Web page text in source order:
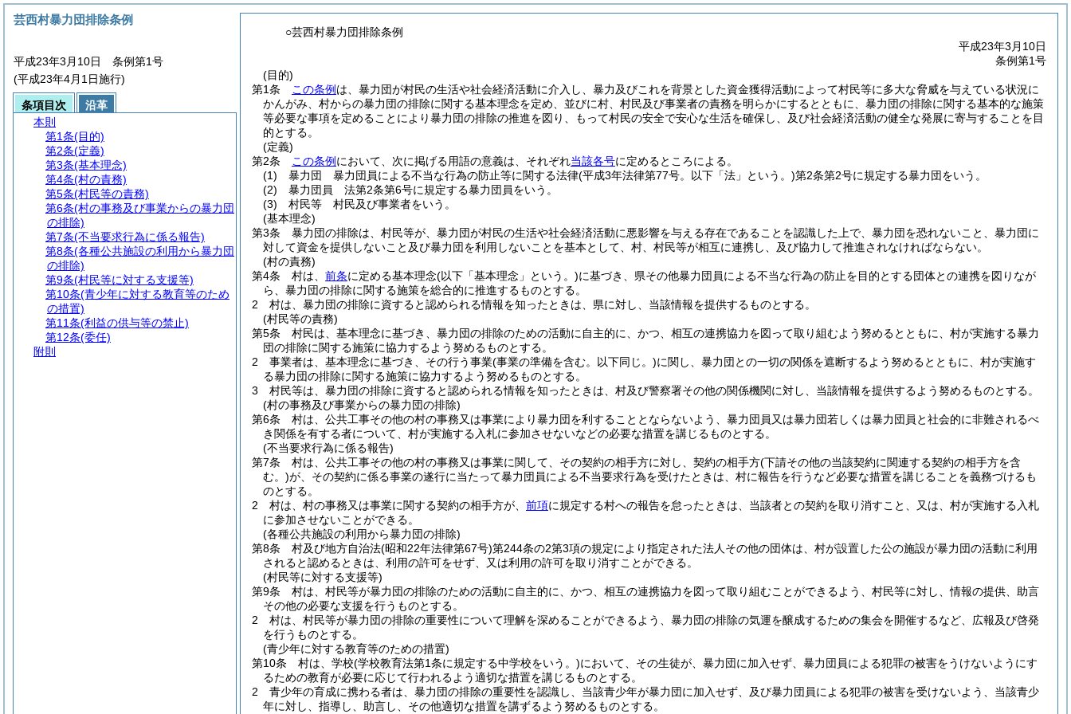
○芸西村暴力団排除条例
平成23年3月10日
条例第1号
(目的)
第1条
この条例 は、暴力団が村民の生活や社会経済活動に介入し、暴力及びこれを背景とした資金獲得活動によって村民等に多大な脅威を与えている状況に
かんがみ、村からの暴力団の排除に関する基本理念を定め、並びに村、村民及び事業者の責務を明らかにするとともに、暴力団の排除に関する基本的な施策
等必要な事項を定めることにより暴力団の排除の推進を図り、もって村民の安全で安心な生活を確保し、及び社会経済活動の健全な発展に寄与することを目
的とする。
(定義)
第2条
この条例 において、次に掲げる用語の意義は、それぞれ当該各号に定めるところによる。
(1)
暴力団 暴力団員による不当な行為の防止等に関する法律(平成3年法律第77号。以下「法」という。)第2条第2号に規定する暴力団をいう。
(2)
暴力団員 法第2条第6号に規定する暴力団員をいう。
(3)
村民等 村民及び事業者をいう。
(基本理念)
第3条
暴力団の排除は、村民等が、暴力団が村民の生活や社会経済活動に悪影響を与える存在であることを認識した上で、暴力団を恐れないこと、暴力団に
対して資金を提供しないこと及び暴力団を利用しないことを基本として、村、村民等が相互に連携し、及び協力して推進されなければならない。
(村の責務)
第4条
村は、 前条に定める基本理念(以下「基本理念」という。)に基づき、県その他暴力団員による不当な行為の防止を目的とする団体との連携を図りなが
ら、暴力団の排除に関する施策を総合的に推進するものとする。
2
村は、暴力団の排除に資すると認められる情報を知ったときは、県に対し、当該情報を提供するものとする。
(村民等の責務)
第5条
村民は、基本理念に基づき、暴力団の排除のための活動に自主的に、かつ、相互の連携協力を図って取り組むよう努めるとともに、村が実施する暴力
団の排除に関する施策に協力するよう努めるものとする。
2
事業者は、基本理念に基づき、その行う事業(事業の準備を含む。以下同じ。)に関し、暴力団との一切の関係を遮断するよう努めるとともに、村が実施す
る暴力団の排除に関する施策に協力するよう努めるものとする。
3
村民等は、暴力団の排除に資すると認められる情報を知ったときは、村及び警察署その他の関係機関に対し、当該情報を提供するよう努めるものとする。
(村の事務及び事業からの暴力団の排除)
第6条
村は、公共工事その他の村の事務又は事業により暴力団を利することとならないよう、暴力団員又は暴力団若しくは暴力団員と社会的に非難されるべ
き関係を有する者について、村が実施する入札に参加させないなどの必要な措置を講じるものとする。
(不当要求行為に係る報告)
第7条
村は、公共工事その他の村の事務又は事業に関して、その契約の相手方に対し、契約の相手方(下請その他の当該契約に関連する契約の相手方を含
む。)が、その契約に係る事業の遂行に当たって暴力団員による不当要求行為を受けたときは、村に報告を行うなど必要な措置を講じることを義務づけるも
のとする。
2
村は、村の事務又は事業に関する契約の相手方が、 前項に規定する村への報告を怠ったときは、当該者との契約を取り消すこと、又は、村が実施する入札
に参加させないことができる。
(各種公共施設の利用から暴力団の排除)
第8条
村及び地方自治法(昭和22年法律第67号)第244条の2第3項の規定により指定された法人その他の団体は、村が設置した公の施設が暴力団の活動に利用
されると認めるときは、利用の許可をせず、又は利用の許可を取り消すことができる。
(村民等に対する支援等)
第9条
村は、村民等が暴力団の排除のための活動に自主的に、かつ、相互の連携協力を図って取り組むことができるよう、村民等に対し、情報の提供、助言
その他の必要な支援を行うものとする。
2
村は、村民等が暴力団の排除の重要性について理解を深めることができるよう、暴力団の排除の気運を醸成するための集会を開催するなど、広報及び啓発
を行うものとする。
(青少年に対する教育等のための措置)
第10条
村は、学校(学校教育法第1条に規定する中学校をいう。)において、その生徒が、暴力団に加入せず、暴力団員による犯罪の被害をうけないようにす
るための教育が必要に応じて行われるよう適切な措置を講じるものとする。
2
青少年の育成に携わる者は、暴力団の排除の重要性を認識し、当該青少年が暴力団に加入せず、及び暴力団員による犯罪の被害を受けないよう、当該青少
年に対し、指導し、助言し、その他適切な措置を講ずるよう努めるものとする。
芸西村暴力団排除条例
平成23年3月10日 条例第1号
(平成23年4月1日施行)
条項目次
沿革
本則
第1条(目的)
第2条(定義)
第3条(基本理念)
第4条(村の責務)
第5条(村民等の責務)
第6条(村の事務及び事業からの暴力団
の排除)
第7条(不当要求行為に係る報告)
第8条(各種公共施設の利用から暴力団
の排除)
第9条(村民等に対する支援等)
第10条(青少年に対する教育等のため
の措置)
第11条(利益の供与等の禁止)
第12条(委任)
附則